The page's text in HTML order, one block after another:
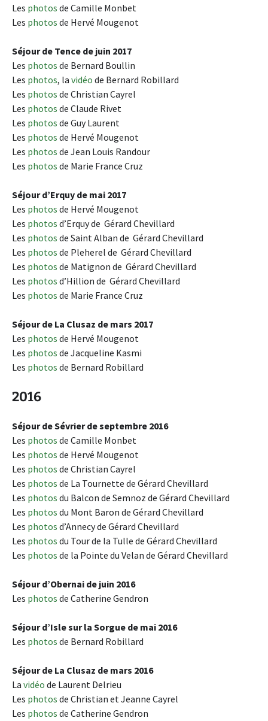
Les photos de Camille Monbet
Les photos de Hervé Mougenot
Séjour de Tence de juin 2017
Les photos de Bernard Boullin
Les photos, la vidéo de Bernard Robillard
Les photos de Christian Cayrel
Les photos de Claude Rivet
Les photos de Guy Laurent
Les photos de Hervé Mougenot
Les photos de Jean Louis Randour
Les photos de Marie France Cruz
Séjour d’Erquy de mai 2017
Les photos de Hervé Mougenot
Les photos d’Erquy de Gérard Chevillard
Les photos de Saint Alban de Gérard Chevillard
Les photos de Pleherel de Gérard Chevillard
Les photos de Matignon de Gérard Chevillard
Les photos d’Hillion de Gérard Chevillard
Les photos de Marie France Cruz
Séjour de La Clusaz de mars 2017
Les photos de Hervé Mougenot
Les photos de Jacqueline Kasmi
Les photos de Bernard Robillard
2016
Séjour de Sévrier de septembre 2016
Les photos de Camille Monbet
Les photos de Hervé Mougenot
Les photos de Christian Cayrel
Les photos de La Tournette de Gérard Chevillard
Les photos du Balcon de Semnoz de Gérard Chevillard
Les photos du Mont Baron de Gérard Chevillard
Les photos d’Annecy de Gérard Chevillard
Les photos du Tour de la Tulle de Gérard Chevillard
Les photos de la Pointe du Velan de Gérard Chevillard
Séjour d’Obernai de juin 2016
Les photos de Catherine Gendron
Séjour d’Isle sur la Sorgue de mai 2016
Les photos de Bernard Robillard
Séjour de La Clusaz de mars 2016
La vidéo de Laurent Delrieu
Les photos de Christian et Jeanne Cayrel
Les photos de Catherine Gendron